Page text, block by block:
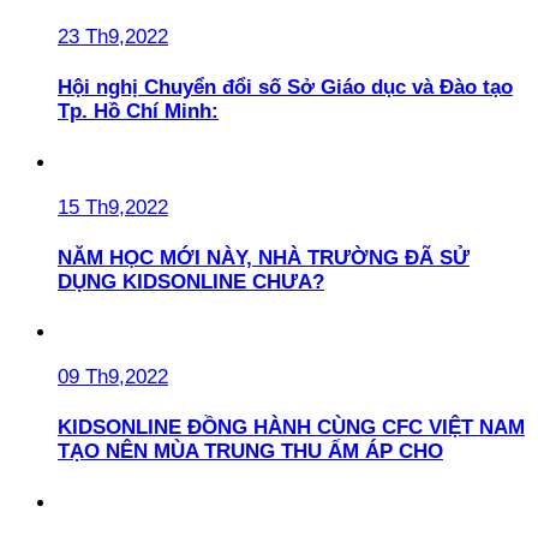
23 Th9,2022
Hội nghị Chuyển đổi số Sở Giáo dục và Đào tạo
Tp. Hồ Chí Minh:
15 Th9,2022
NĂM HỌC MỚI NÀY, NHÀ TRƯỜNG ĐÃ SỬ
DỤNG KIDSONLINE CHƯA?
09 Th9,2022
KIDSONLINE ĐỒNG HÀNH CÙNG CFC VIỆT NAM
TẠO NÊN MÙA TRUNG THU ẤM ÁP CHO